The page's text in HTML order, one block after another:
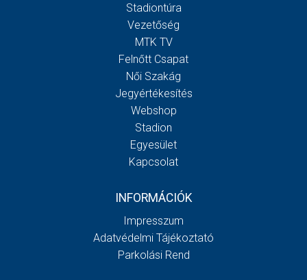
Stadiontúra
Vezetőség
MTK TV
Felnőtt Csapat
Női Szakág
Jegyértékesítés
Webshop
Stadion
Egyesület
Kapcsolat
INFORMÁCIÓK
Impresszum
Adatvédelmi Tájékoztató
Parkolási Rend